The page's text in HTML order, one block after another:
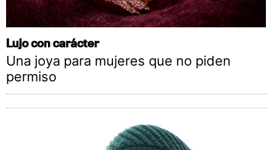
Lujo con carácter
Una joya para mujeres que no piden
permiso